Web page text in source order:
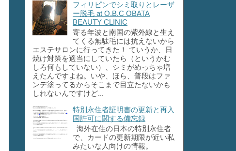
フィリピンでシミ取りとレーザ
ー脱毛 at O.B.C OBATA
BEAUTY CLINIC
寄る年波と南国の紫外線と生え
てくる無駄毛には抗えないから
エステサロンに行ってきた！ ていうか、日
焼け対策を適当にしていたら（というかむ
しろ何もしていない）、シミがめっちゃ増
えたんですよね。いや、ほら、普段はファ
ンデ塗ってるからそこまで目立たないかも
しれないんですけど...
特別永住者証明書の更新と再入
国許可に関する備忘録
海外在住の日本の特別永住者
で、カードの更新期限が近い私
みたいな人向けの情報。